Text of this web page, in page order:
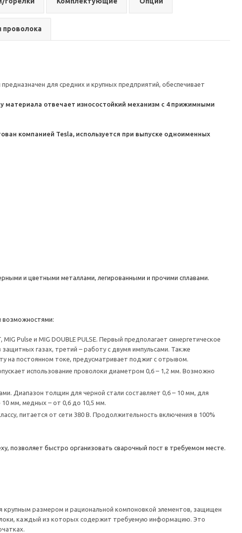
380 В.
класс.
кг
3 года (с 01.09.2024г.)
проволока
для средних и крупных предприятий, обеспечивает
материала отвечает износостойкий механизм с 4 прижимными
компанией Tesla, используется при выпуске одноименных
и цветными металлами, легированными и прочими сплавами.
возможностями:
Pulse и MIG DOUBLE PULSE. Первый предполагает синергетическое
газах, третий – работу с двумя импульсами. Также
на постоянном токе, предусматривает поджиг с отрывом.
использование проволоки диаметром 0,6 – 1,2 мм. Возможно
Диапазон толщин для черной стали составляет 0,6 – 10 мм, для
мм, медных – от 0,6 до 10,5 мм.
питается от сети 380 В. Продолжительность включения в 100%
позволяет быстро организовать сварочный пост в требуемом месте.
крупным размером и рациональной компоновкой элементов, защищен
каждый из которых содержит требуемую информацию. Это